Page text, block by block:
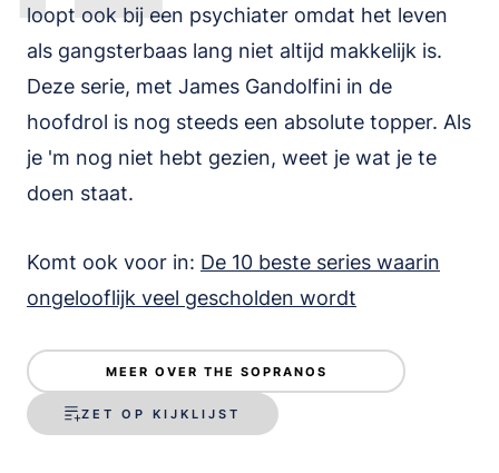
loopt ook bij een psychiater omdat het leven
als gangsterbaas lang niet altijd makkelijk is.
Deze serie, met James Gandolfini in de
hoofdrol is nog steeds een absolute topper. Als
je 'm nog niet hebt gezien, weet je wat je te
doen staat.
Komt ook voor in: De 10 beste series waarin
ongelooflijk veel gescholden wordt
MEER OVER THE SOPRANOS
ZET OP KIJKLIJST